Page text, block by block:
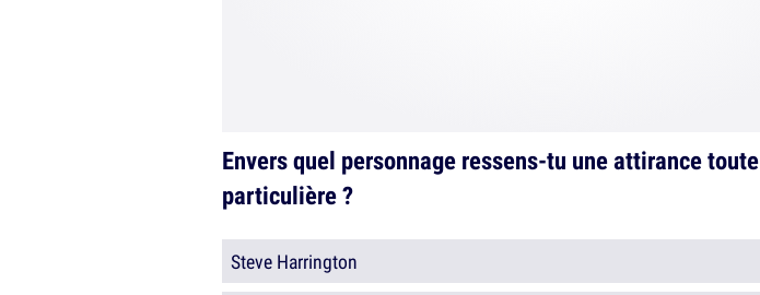
Envers quel personnage ressens-tu une attirance toute
particulière ?
Steve Harrington